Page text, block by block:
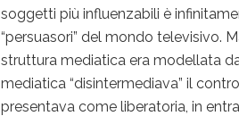
soggetti più influenzabili è
“persuasori” del mondo televisivo.
struttura mediatica era modellata
mediatica “disintermediava” il
presentava come liberatoria, in